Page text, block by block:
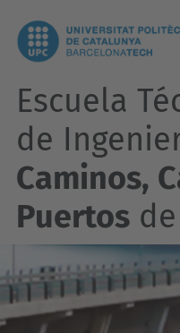
Escuela
de
Caminos,
Puertos